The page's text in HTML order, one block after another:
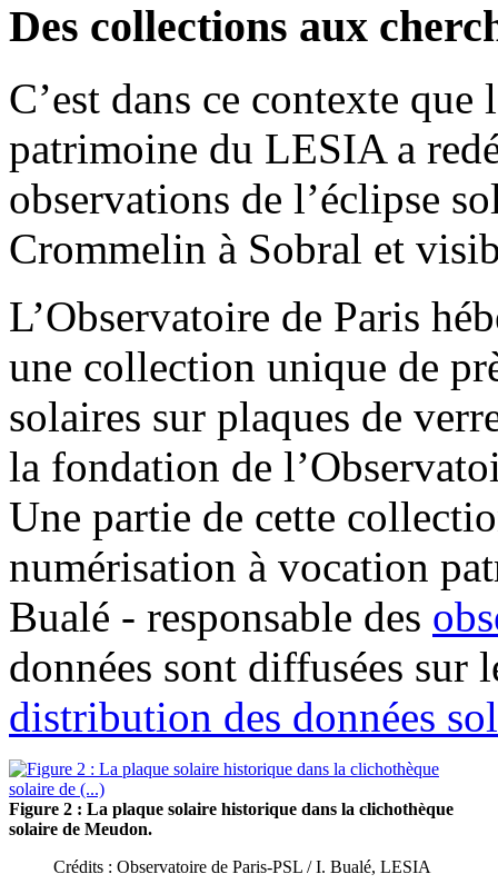
Des collections aux
C’est dans ce contexte
patrimoine du LESIA a
observations de l’éclipse
Crommelin à Sobral et
L’Observatoire de Paris
une collection unique de
solaires sur plaques de
la fondation de
Une partie de cette
numérisation à vocation
Bualé - responsable des
données sont diffusées sur
distribution des données
Figure 2 : La plaque solaire historique dans la clichothèque
solaire de Meudon.
Crédits : Observatoire de Paris-PSL / I. Bualé, LESIA